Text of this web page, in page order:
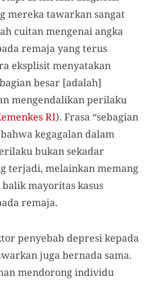
mereka tawarkan sangat
cuitan mengenai angka
remaja yang terus
eksplisit menyatakan
besar [adalah]
mengendalikan perilaku
RI). Frasa “sebagian
kegagalan dalam
bukan sekadar
terjadi, melainkan memang
mayoritas kasus
remaja.
penyebab depresi kepada
juga bernada sama.
mendorong individu